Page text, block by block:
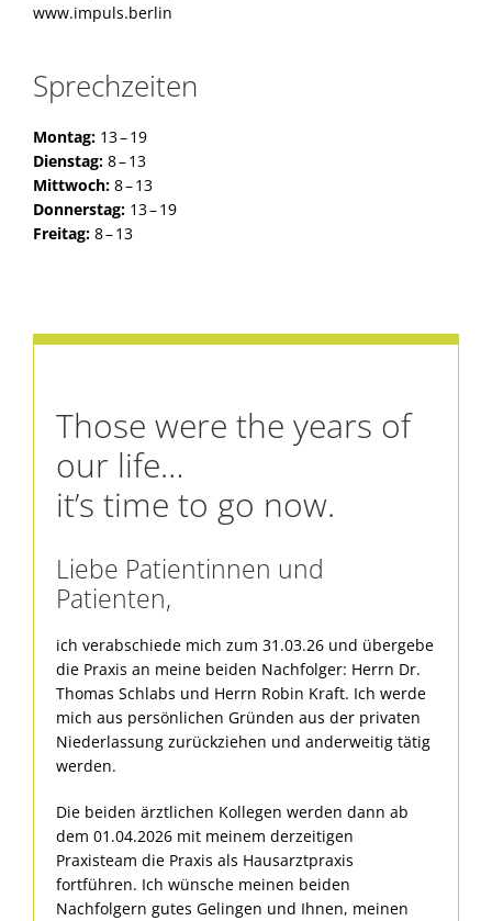
www.impuls.berlin
Sprechzeiten
Montag:13 – 19
Dienstag: 8 – 13
Mittwoch:8 – 13
Donnerstag: 13 – 19
Freitag: 8 – 13
Those were the years of
our life…
it’s time to go now.
Liebe Patientinnen und
Patienten,
ich verabschiede mich zum 31.03.26 und übergebe
die Praxis an meine beiden Nachfolger: Herrn Dr.
Thomas Schlabs und Herrn Robin Kraft. Ich werde
mich aus persönlichen Gründen aus der privaten
Niederlassung zurückziehen und anderweitig tätig
werden.
Die beiden ärztlichen Kollegen werden dann ab
dem 01.04.2026 mit meinem derzeitigen
Praxisteam die Praxis als Hausarztpraxis
fortführen. Ich wünsche meinen beiden
Nachfolgern gutes Gelingen und Ihnen, meinen